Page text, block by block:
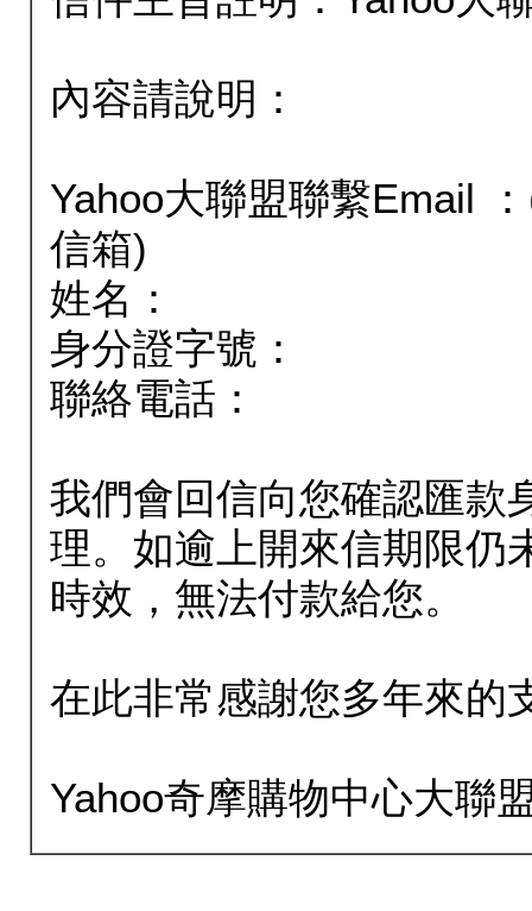
內容請說明：
Yahoo大聯盟聯繫Email
信箱)
姓名：
身分證字號：
聯絡電話：
我們會回信向您確認匯款
理。如逾上開來信期限仍
時效，無法付款給您。
在此非常感謝您多年來的
Yahoo奇摩購物中心大